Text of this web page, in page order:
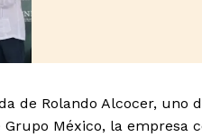
de Rolando Alcocer,
México, la empresa